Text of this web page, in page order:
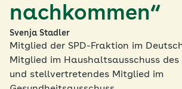
nachkommen“
Svenja Stadler
Mitglied der SPD-Fraktion im
Mitglied im Haushaltsausschuss des
und stellvertretendes Mitglied im